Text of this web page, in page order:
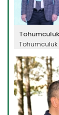
Tohumculuk
Devamını